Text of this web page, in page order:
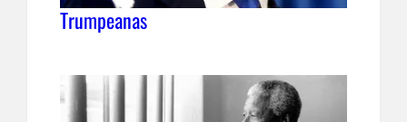
Trumpeanas